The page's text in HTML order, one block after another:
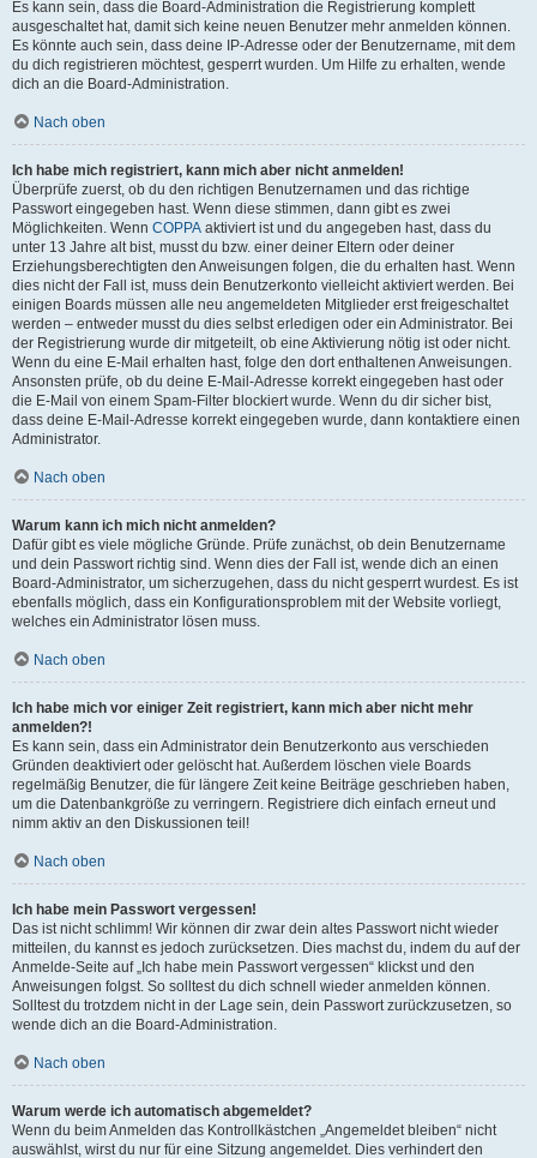
Es kann sein, dass die Board-Administration die Registrierung komplett
ausgeschaltet hat, damit sich keine neuen Benutzer mehr anmelden können.
Es könnte auch sein, dass deine IP-Adresse oder der Benutzername, mit dem
du dich registrieren möchtest, gesperrt wurden. Um Hilfe zu erhalten, wende
dich an die Board-Administration.
Nach oben
Ich habe mich registriert, kann mich aber nicht anmelden!
Überprüfe zuerst, ob du den richtigen Benutzernamen und das richtige
Passwort eingegeben hast. Wenn diese stimmen, dann gibt es zwei
Möglichkeiten. Wenn COPPA aktiviert ist und du angegeben hast, dass du
unter 13 Jahre alt bist, musst du bzw. einer deiner Eltern oder deiner
Erziehungsberechtigten den Anweisungen folgen, die du erhalten hast. Wenn
dies nicht der Fall ist, muss dein Benutzerkonto vielleicht aktiviert werden. Bei
einigen Boards müssen alle neu angemeldeten Mitglieder erst freigeschaltet
werden – entweder musst du dies selbst erledigen oder ein Administrator. Bei
der Registrierung wurde dir mitgeteilt, ob eine Aktivierung nötig ist oder nicht.
Wenn du eine E-Mail erhalten hast, folge den dort enthaltenen Anweisungen.
Ansonsten prüfe, ob du deine E-Mail-Adresse korrekt eingegeben hast oder
die E-Mail von einem Spam-Filter blockiert wurde. Wenn du dir sicher bist,
dass deine E-Mail-Adresse korrekt eingegeben wurde, dann kontaktiere einen
Administrator.
Nach oben
Warum kann ich mich nicht anmelden?
Dafür gibt es viele mögliche Gründe. Prüfe zunächst, ob dein Benutzername
und dein Passwort richtig sind. Wenn dies der Fall ist, wende dich an einen
Board-Administrator, um sicherzugehen, dass du nicht gesperrt wurdest. Es ist
ebenfalls möglich, dass ein Konfigurationsproblem mit der Website vorliegt,
welches ein Administrator lösen muss.
Nach oben
Ich habe mich vor einiger Zeit registriert, kann mich aber nicht mehr
anmelden?!
Es kann sein, dass ein Administrator dein Benutzerkonto aus verschieden
Gründen deaktiviert oder gelöscht hat. Außerdem löschen viele Boards
regelmäßig Benutzer, die für längere Zeit keine Beiträge geschrieben haben,
um die Datenbankgröße zu verringern. Registriere dich einfach erneut und
nimm aktiv an den Diskussionen teil!
Nach oben
Ich habe mein Passwort vergessen!
Das ist nicht schlimm! Wir können dir zwar dein altes Passwort nicht wieder
mitteilen, du kannst es jedoch zurücksetzen. Dies machst du, indem du auf der
Anmelde-Seite auf „Ich habe mein Passwort vergessen“ klickst und den
Anweisungen folgst. So solltest du dich schnell wieder anmelden können.
Solltest du trotzdem nicht in der Lage sein, dein Passwort zurückzusetzen, so
wende dich an die Board-Administration.
Nach oben
Warum werde ich automatisch abgemeldet?
Wenn du beim Anmelden das Kontrollkästchen „Angemeldet bleiben“ nicht
auswählst, wirst du nur für eine Sitzung angemeldet. Dies verhindert den